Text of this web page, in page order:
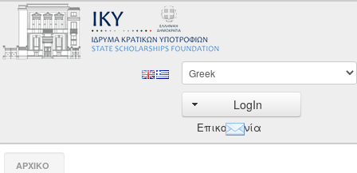
LogIn
Επικοινωνία
AΡΧΙΚΟ